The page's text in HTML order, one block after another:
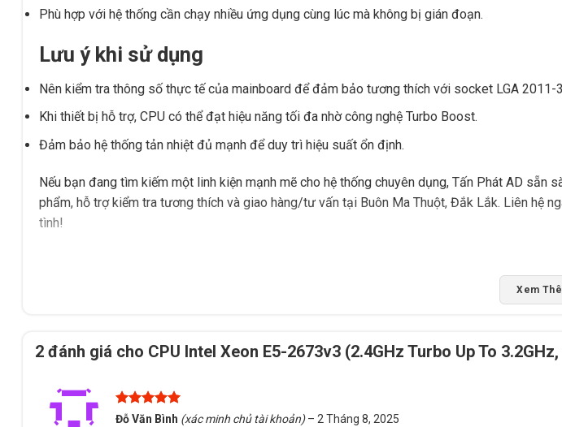
Phù hợp với hệ thống cần chạy nhiều ứng dụng cùng lúc mà không bị gián đoạn.
Lưu ý khi sử dụng
Nên kiểm tra thông số thực tế của mainboard để đảm bảo tương thích với socket LGA 2011-
Khi thiết bị hỗ trợ, CPU có thể đạt hiệu năng tối đa nhờ công nghệ Turbo Boost.
Đảm bảo hệ thống tản nhiệt đủ mạnh để duy trì hiệu suất ổn định.
Nếu bạn đang tìm kiếm một linh kiện mạnh mẽ cho hệ thống chuyên dụng, Tấn Phát AD sẵn
phẩm, hỗ trợ kiểm tra tương thích và giao hàng/tư vấn tại Buôn Ma Thuột, Đắk Lắk. Liên hệ
tình!
Xem
2 đánh giá cho CPU Intel Xeon E5-2673v3 (2.4GHz Turbo Up To
Được xếp
Đỗ Văn Bình (xác minh chủ tài khoản) – 2 Tháng 8, 2025